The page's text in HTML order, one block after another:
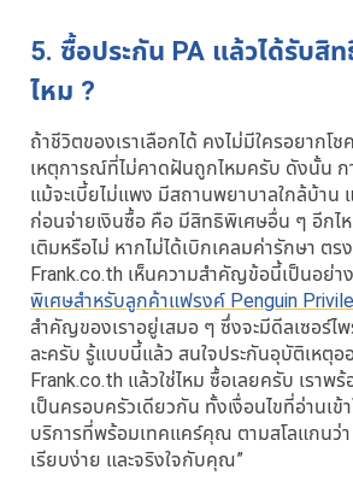
5. ซื้อประกัน PA แล้วได้รับสิ
ไหม ?
ถ้าชีวิตของเราเลือกได้ คงไม่มีใครอยากโ
เหตุการณ์ที่ไม่คาดฝันถูกไหมครับ ดังนั้น ก
แม้จะเบี้ยไม่แพง มีสถานพยาบาลใกล้บ้าน
ก่อนจ่ายเงินซื้อ คือ มีสิทธิพิเศษอื่น ๆ อีกไห
เติมหรือไม่ หากไม่ได้เบิกเคลมค่ารักษา ต
Frank.co.th เห็นความสำคัญข้อนี้เป็นอย่า
พิเศษสำหรับลูกค้าแฟรงค์ Penguin
สำคัญของเราอยู่เสมอ ๆ ซึ่งจะมีดีลเซอร์
ละครับ รู้แบบนี้แล้ว สนใจประกันอุบัติเหตุอ
Frank.co.th แล้วใช่ไหม ซื้อเลยครับ เรา
เป็นครอบครัวเดียวกัน ทั้งเงื่อนไขที่อ่านเข้
บริการที่พร้อมเทคแคร์คุณ ตามสโลแกนว่า
เรียบง่าย และจริงใจกับคุณ”